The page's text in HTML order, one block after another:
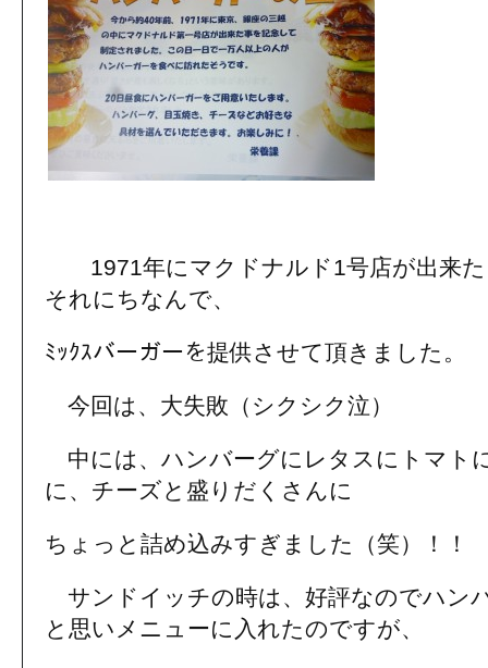
1971年にマクドナルド1号店が出来た
それにちなんで、
ﾐｯｸｽバーガーを提供させて頂きました。
今回は、大失敗（シクシク泣）
中には、ハンバーグにレタスにトマト
に、チーズと盛りだくさんに
ちょっと詰め込みすぎました（笑）！！
サンドイッチの時は、好評なのでハン
と思いメニューに入れたのですが、